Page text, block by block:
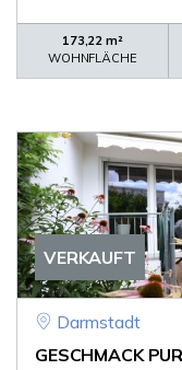
173,22 m²
WOHNFLÄCHE
VERKAUFT
Darmstadt
GESCHMACK